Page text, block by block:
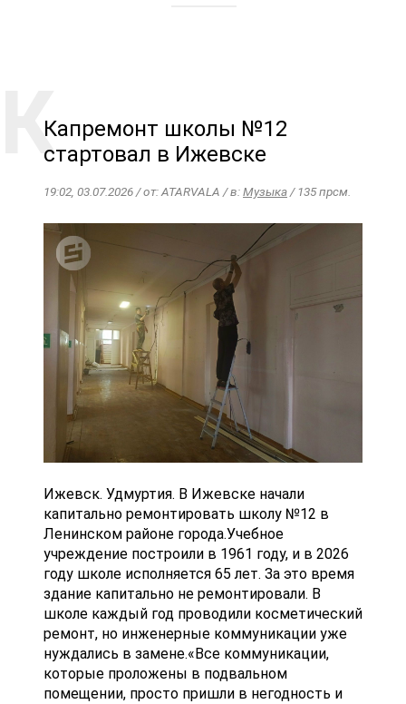
Капремонт школы №12
стартовал в Ижевске
19:02, 03.07.2026 / от: ATARVALA / в:Музыка/ 135 прсм.
Ижевск. Удмуртия. В Ижевске начали
капитально ремонтировать школу №12 в
Ленинском районе города.Учебное
учреждение построили в 1961 году, и в 2026
году школе исполняется 65 лет. За это время
здание капитально не ремонтировали. В
школе каждый год проводили косметический
ремонт, но инженерные коммуникации уже
нуждались в замене.«Все коммуникации,
которые проложены в подвальном
помещении, просто пришли в негодность и